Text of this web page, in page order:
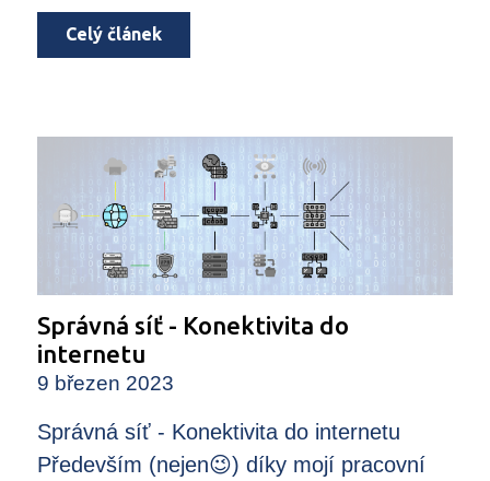
Celý článek
Správná síť - Konektivita do
internetu
9 březen 2023
Správná síť - Konektivita do internetu
Především (nejen😉) díky mojí pracovní